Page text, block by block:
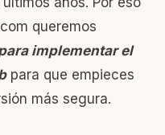
queremos
implementar el
para que empieces
más segura.